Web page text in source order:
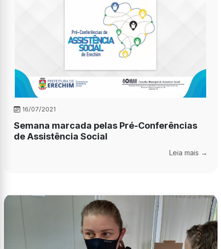
16/07/2021
Semana marcada pelas Pré-Conferências
de Assistência Social
Leia mais →